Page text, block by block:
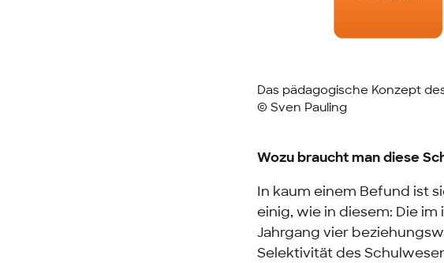
Das pädagogische Konzept
© Sven Pauling
Wozu braucht man diese
In kaum einem Befund ist
einig, wie in diesem: Die
Jahrgang vier
Selektivität des